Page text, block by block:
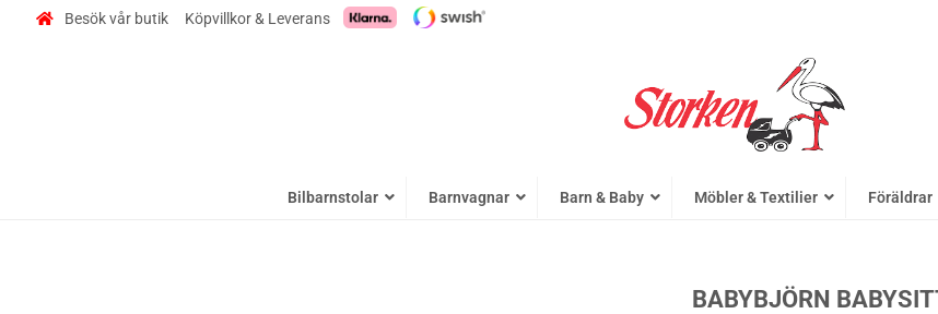
Besök vår butik Köpvillkor & Leverans
Bilbarnstolar Barnvagnar Barn & Baby Möbler & Textilier Föräldrar
BABYBJÖRN